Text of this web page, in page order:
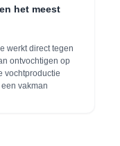
het meest
werkt direct tegen
ontvochtigen op
vochtproductie
vakman